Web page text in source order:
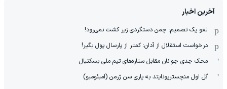
آخرین اخبار
لغو یک تصمیم: چمن دستگردی زیر کشت نمی‌رود!
درخواست استقلال از آدان: کمتر از پارسال پول بگیر!
محک جدی ‌جوانان مقابل ستاره‌های تیم ملی بسکتبال
گل اول منچستریونایتد به پاری سن ژرمن (امبئومبو)